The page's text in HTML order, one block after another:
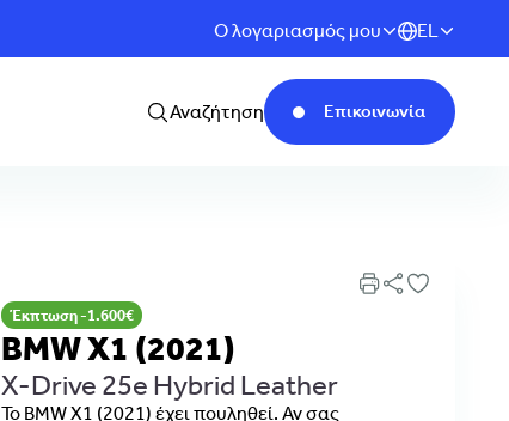
Ο λογαριασμός μου EL
Αναζήτηση Επικοινωνία
Έκπτωση -1.600€
BMW X1 (2021)
X-Drive 25e Hybrid Leather
Το BMW X1 (2021) έχει πουληθεί. Αν σας